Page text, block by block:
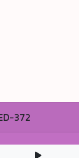
372